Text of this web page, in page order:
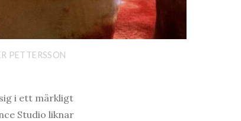
PETTERSSON
i ett märkligt
Studio liknar